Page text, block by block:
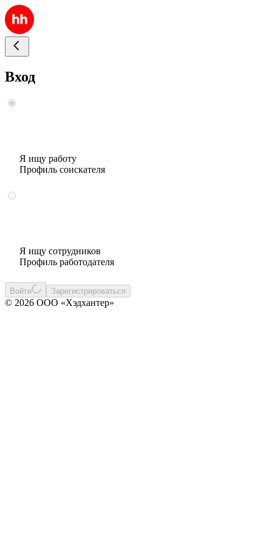
Вход
Я ищу работу
Профиль соискателя
Я ищу сотрудников
Профиль работодателя
Войти Зарегистрироваться
© 2026 ООО «Хэдхантер»